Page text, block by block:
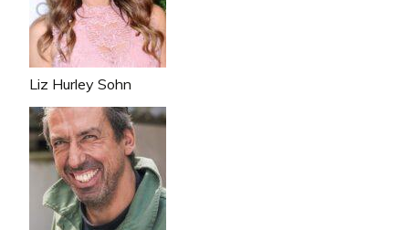
Liz Hurley Sohn